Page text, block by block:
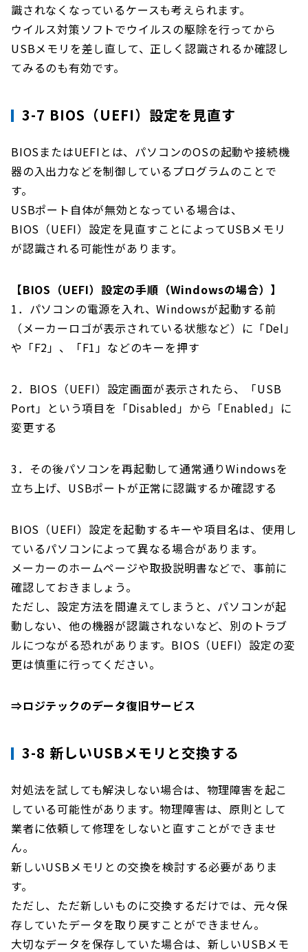
識されなくなっているケースも考えられます。
ウイルス対策ソフトでウイルスの駆除を行ってから
USBメモリを差し直して、正しく認識されるか確認し
てみるのも有効です。
3-7 BIOS（UEFI）設定を見直す
BIOSまたはUEFIとは、パソコンのOSの起動や接続機
器の入出力などを制御しているプログラムのことで
す。
USBポート自体が無効となっている場合は、
BIOS（UEFI）設定を見直すことによってUSBメモリ
が認識される可能性があります。
【BIOS（UEFI）設定の手順（Windowsの場合）】
1．パソコンの電源を入れ、Windowsが起動する前
（メーカーロゴが表示されている状態など）に「Del」
や「F2」、「F1」などのキーを押す
2．BIOS（UEFI）設定画面が表示されたら、「USB
Port」という項目を「Disabled」から「Enabled」に
変更する
3．その後パソコンを再起動して通常通りWindowsを
立ち上げ、USBポートが正常に認識するか確認する
BIOS（UEFI）設定を起動するキーや項目名は、使用し
ているパソコンによって異なる場合があります。
メーカーのホームページや取扱説明書などで、事前に
確認しておきましょう。
ただし、設定方法を間違えてしまうと、パソコンが起
動しない、他の機器が認識されないなど、別のトラブ
ルにつながる恐れがあります。BIOS（UEFI）設定の変
更は慎重に行ってください。
⇒ロジテックのデータ復旧サービス
3-8 新しいUSBメモリと交換する
対処法を試しても解決しない場合は、物理障害を起こ
している可能性があります。物理障害は、原則として
業者に依頼して修理をしないと直すことができませ
ん。
新しいUSBメモリとの交換を検討する必要がありま
す。
ただし、ただ新しいものに交換するだけでは、元々保
存していたデータを取り戻すことができません。
大切なデータを保存していた場合は、新しいUSBメモ